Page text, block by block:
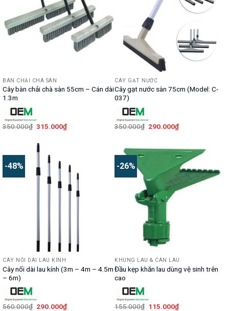
BÀN CHẢI CHÀ SÀN
Cây bàn chải chà sàn 55cm – Cán dài
1.3m
350.000₫ Giá
350.000₫.
315.000₫Giá
CÂY GẠT NƯỚC
Cây gạt nước sàn 75cm (Model: C-
037)
350.000₫ Giá
290.000₫Giá
290.000₫.
-48%
CÂY NỐI DÀI LAU KÍNH
Cây nối dài lau kính (3m – 4m – 4.5m
– 6m)
560.000₫ Giá
290.000₫Giá
-26%
KHUNG LAU & CÁN LAU
Đầu kẹp khăn lau dùng vệ sinh trên
cao
155.000₫ Giá
115.000₫Giá